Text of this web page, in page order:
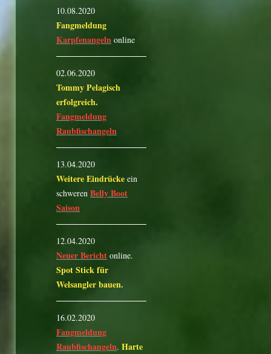
10.08.2020
Fangmeldung
Karpfenangeln online
02.06.2020
Tommy Pelagisch
erfolgreich.
Fangmeldung
Raubfischangeln
13.04.2020
Weitere Eindrücke ein
schweren Belly Boot
Saison
12.04.2020
Neuer Bericht online.
Spot Stick für
Welsangler bauen.
16.02.2020
Fangmeldung
Raubfischangeln. Harte